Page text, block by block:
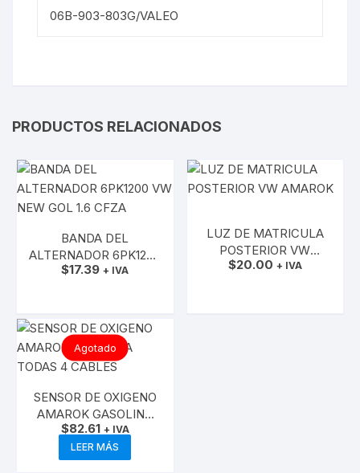
06B-903-803G/VALEO
PRODUCTOS RELACIONADOS
BANDA DEL
ALTERNADOR 6PK1200
VW NEW GOL 1.6
$17.39 + IVA
LUZ DE MATRICULA
POSTERIOR VW
AMAROK
$20.00 + IVA
Agotado
SENSOR DE OXIGENO
AMAROK GASOLINA
TODAS 4 CABLES
$82.61 + IVA
LEER MÁS